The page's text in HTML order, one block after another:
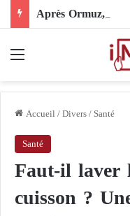
Accueil/Divers/Santé
Santé
Faut-il laver
cuisson ?